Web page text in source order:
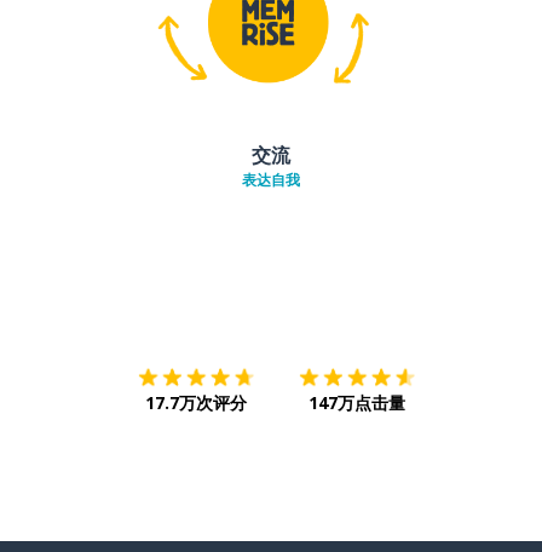
交流
表达自我
17.7万次评分 147万点击量